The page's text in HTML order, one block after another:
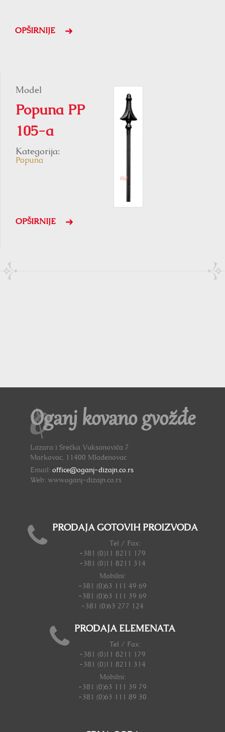
OPŠIRNIJE
Model
Popuna PP
105-a
Kategorija:
Popuna
OPŠIRNIJE
Oganj kovano gvožđe
Lazara i Srećka Vuksanovića 7
Markovac, 11400 Mladenovac
Email: office@oganj-dizajn.co.rs
Web: www.oganj-dizajn.co.rs
PRODAJA GOTOVIH PROIZVODA
Tel / Fax:
+381 (0)11 8211 179
+381 (0)11 8211 314
Mobilni:
+381 (0)63 111 49 69
+381 (0)63 111 39 69
+381 (0)63 277 124
PRODAJA ELEMENATA
Tel / Fax:
+381 (0)11 8211 179
+381 (0)11 8211 314
Mobilni:
+381 (0)63 111 39 79
+381 (0)63 111 89 30